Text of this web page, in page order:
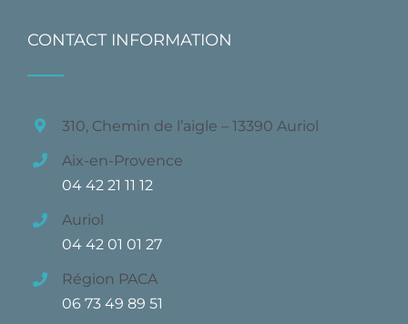
CONTACT INFORMATION
310, Chemin de l’aigle – 13390 Auriol
Aix-en-Provence
04 42 21 11 12
Auriol
04 42 01 01 27
Région PACA
06 73 49 89 51